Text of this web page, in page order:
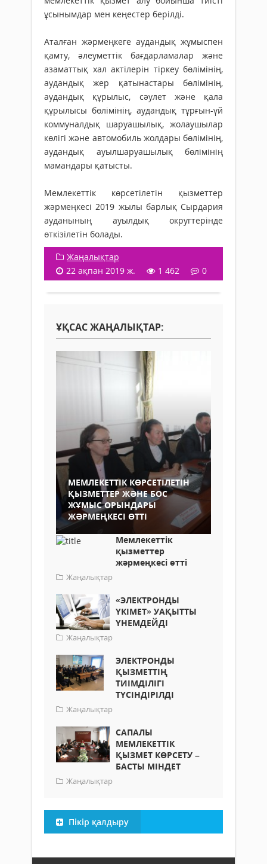
ұсынымдар мен кеңестер берілді.
Аталған жәрмеңкеге аудандық жұмыспен
қамту, әлеуметтік бағдарламалар және
азаматтық хал актілерін тіркеу бөлімінің,
аудандық жер қатынастары бөлімінің,
аудандық құрылыс, сәулет және қала
құрылысы бөлімінің, аудандық тұрғын-үй
коммуналдық шаруашылық, жолаушылар
көлігі және автомобиль жолдары бөлімінің,
аудандық ауылшаруашылық бөлімінің
мамандары қатысты.
Мемлекеттік көрсетілетін қызметтер
жәрмеңкесі 2019 жылы барлық Сырдария
ауданының ауылдық округтерінде
өткізілетін болады.
Жаңалықтар
22 ақпан 2019 ж.
1 462 0
ҰҚСАС ЖАҢАЛЫҚТАР:
МЕМЛЕКЕТТІК КӨРСЕТІЛЕТІН
ҚЫЗМЕТТЕР ЖӘНЕ БОС
ЖҰМЫС ОРЫНДАРЫ
ЖӘРМЕҢКЕСІ ӨТТІ
Мемлекеттік
қызметтер
жәрмеңкесі өтті
Жаңалықтар
«ЭЛЕКТРОНДЫ
ҮКІМЕТ» УАҚЫТТЫ
ҮНЕМДЕЙДІ
Жаңалықтар
ЭЛЕКТРОНДЫ
ҚЫЗМЕТТІҢ
ТИІМДІЛІГІ
ТҮСІНДІРІЛДІ
Жаңалықтар
САПАЛЫ
МЕМЛЕКЕТТІК
ҚЫЗМЕТ КӨРСЕТУ –
БАСТЫ МІНДЕТ
Жаңалықтар
Пікір қалдыру